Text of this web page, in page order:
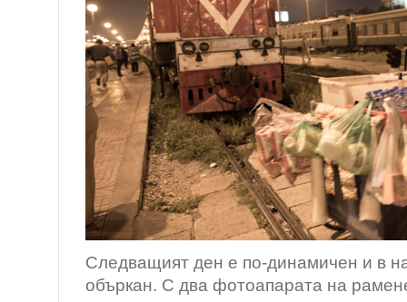
Следващият ден е по-динамичен и в
объркан. С два фотоапарата на